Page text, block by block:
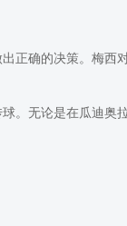
正确的决策。梅西
。无论是在瓜迪奥